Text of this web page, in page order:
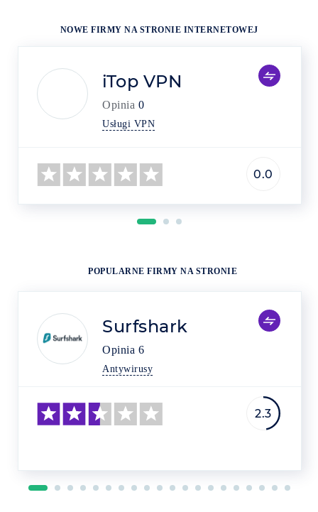
NOWE FIRMY NA STRONIE INTERNETOWEJ
iTop VPN
Opinia 0
Usługi VPN
0.0
POPULARNE FIRMY NA STRONIE
Surfshark
Opinia 6
Antywirusy
2.3